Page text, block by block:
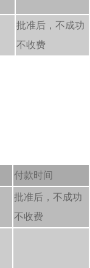
批准后，不成功
不收费
付款时间
批准后，不成功
不收费